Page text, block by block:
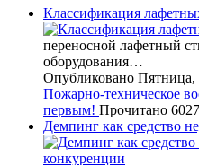
Классификация
переносной лафетный
оборудования…
Опубликовано Пятница,
Пожарно-техническое
первым! Прочитано
Демпинг как средство